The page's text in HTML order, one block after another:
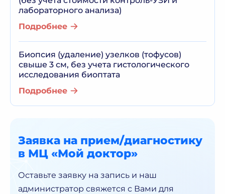
лабораторного анализа)
Подробнее
Биопсия (удаление) узелков (тофусов)
свыше 3 см, без учета гистологического
исследования биоптата
Подробнее
Заявка на прием/диагностику
в МЦ «Мой доктор»
Оставьте заявку на запись и наш
администратор свяжется с Вами для